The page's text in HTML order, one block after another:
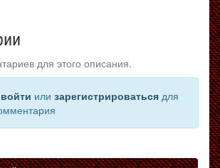
для этого описания.
войти или зарегистрироваться для